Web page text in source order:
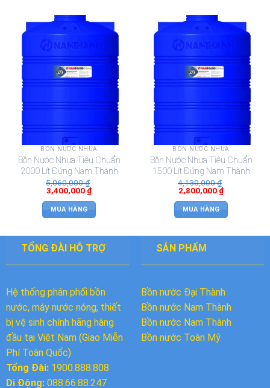
BỒN NƯỚC NHỰA
Bồn Nước Nhựa Tiêu Chuẩn
2000 Lít Đứng Nam Thành
5,060,000₫
3,400,000 ₫
MUA HÀNG
BỒN NƯỚC NHỰA
Bồn Nước Nhựa Tiêu Chuẩn
1500 Lít Đứng Nam Thành
4,130,000₫
2,800,000 ₫
MUA HÀNG
TỔNG ĐÀI HỖ TRỢ
Hệ thống phân phối bồn
nước, máy nước nóng, thiết
bị vệ sinh chính hãng hàng
đầu tại Việt Nam (Giao Miễn
Phí Toàn Quốc)
Tổng Đài: 1900.888.808
Di Động: 088.66.88.247
SẢN PHẨM
Bồn nước Đại Thành
Bồn nước Nam Thành
Bồn nước Nam Thành
Bồn nước Toàn Mỹ